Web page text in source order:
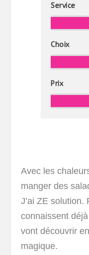
Service
Choix
Prix
Avec les
manger des
J’ai ZE solution.
connaissent
vont découvrir
magique.